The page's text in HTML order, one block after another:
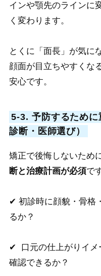
インや顎先のラインに
く変わります。
とくに「面長」が気に
顔面が目立ちやすくな
安心です。
5-3. 予防するため
診断・医師選び）
矯正で後悔しないため
断と治療計画が必須で
✔ 初診時に顔貌・骨格
るか？
✔ 口元の仕上がりイメ
確認できるか？